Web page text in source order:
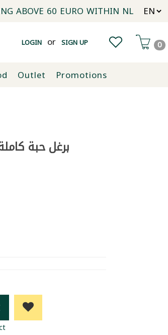
ABOVE 60 EURO WITHIN NL
LOGIN or SIGN UP 0
Outlet
Promotions
برغل حبة